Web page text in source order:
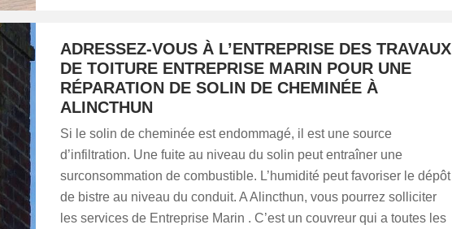
ADRESSEZ-VOUS À L’ENTREPRISE DES TRAVAUX
DE TOITURE ENTREPRISE MARIN POUR UNE
RÉPARATION DE SOLIN DE CHEMINÉE À
ALINCTHUN
Si le solin de cheminée est endommagé, il est une source
d’infiltration. Une fuite au niveau du solin peut entraîner une
surconsommation de combustible. L’humidité peut favoriser le dépôt
de bistre au niveau du conduit. A Alincthun, vous pourrez solliciter
les services de Entreprise Marin . C’est un couvreur qui a toutes les